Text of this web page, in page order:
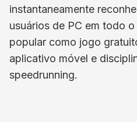
instantaneamente
usuários de PC em todo
popular como jogo
aplicativo móvel e
speedrunning.